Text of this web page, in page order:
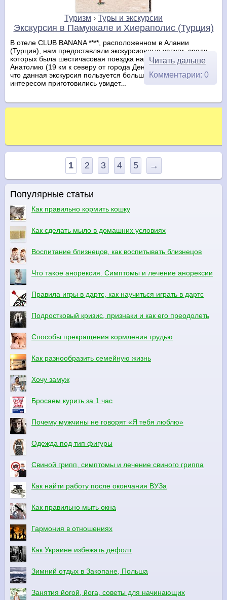
Туризм › Туры и экскурсии
Экскурсия в Памуккале и Хиераполис (Турция)
В отеле CLUB BANANA ****, расположенном в Алании
(Турция), нам предоставляли экскурсионные услуги, среди
которых была шестичасовая поездка на автобусе в Западную
Анатолию (19 км к северу от города Денизли). Мы узнали,
что данная экскурсия пользуется большим спросом и с
интересом приготовились увидет...
Читать дальше
Комментарии: 0
1 2 3 4 5 →
Популярные статьи
Как правильно кормить кошку
Как сделать мыло в домашних условиях
Воспитание близнецов, как воспитывать близнецов
Что такое анорексия. Симптомы и лечение анорексии
Правила игры в дартс, как научиться играть в дартс
Подростковый кризис, признаки и как его преодолеть
Способы прекращения кормления грудью
Как разнообразить семейную жизнь
Хочу замуж
Бросаем курить за 1 час
Почему мужчины не говорят «Я тебя люблю»
Одежда под тип фигуры
Свиной грипп, симптомы и лечение свиного гриппа
Как найти работу после окончания ВУЗа
Как правильно мыть окна
Гармония в отношениях
Как Украине избежать дефолт
Зимний отдых в Закопане, Польша
Занятия йогой, йога, советы для начинающих